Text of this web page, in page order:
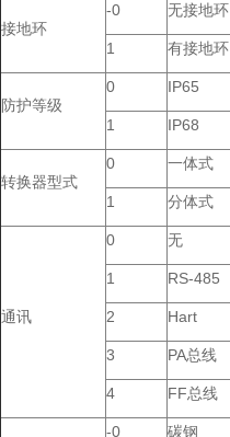
接地环
-0 无接地环
1 有接地环
防护等级
0 IP65
1 IP68
转换器型式
0 一体式
1 分体式
通讯
0 无
1 RS-485
2 Hart
3 PA总线
4 FF总线
-0 碳钢